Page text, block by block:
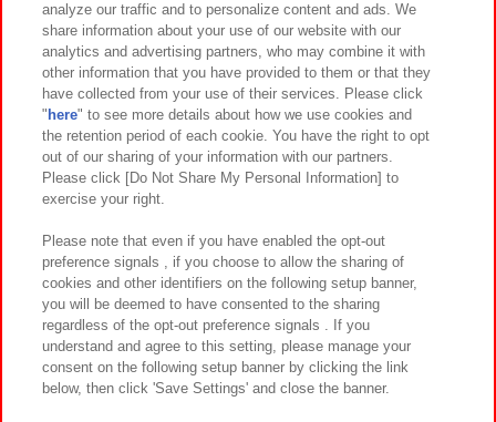
イベント・キャンペーン
関連会社 サステナビリティ サイトポリシー
プライバシーポリシー ウェブアクセシビリティ方針と検証結果
お取引先さまとともに
カスタマーハラスメント対応方針 よくあるご質問・お問い合わせ
©Bandai Namco Amusement Inc.
analyze our traffic and to personalize content and ads. We
share information about your use of our website with our
analytics and advertising partners, who may combine it with
other information that you have provided to them or that they
have collected from your use of their services. Please click
" here" to see more details about how we use cookies and
the retention period of each cookie. You have the right to opt
out of our sharing of your information with our partners.
Please click [Do Not Share My Personal Information] to
exercise your right.
Please note that even if you have enabled the opt-out
preference signals , if you choose to allow the sharing of
cookies and other identifiers on the following setup banner,
you will be deemed to have consented to the sharing
regardless of the opt-out preference signals . If you
understand and agree to this setting, please manage your
consent on the following setup banner by clicking the link
below, then click 'Save Settings' and close the banner.